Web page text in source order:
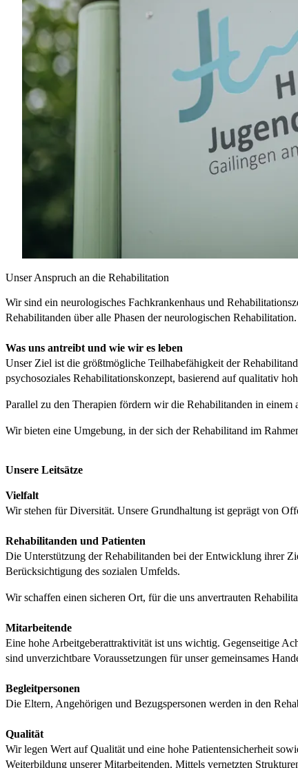
Unser Anspruch an die Rehabilitation
Wir sind ein neurologisches Fachkrankenhaus und
Rehabilitanden über alle Phasen der neurologischen Rehabilitation.
Was uns antreibt und wie wir es leben
Unser Ziel ist die größtmögliche Teilhabefähigkeit der
psychosoziales Rehabilitationskonzept, basierend auf qualitativ
Parallel zu den Therapien fördern wir die Rehabilitanden in
Wir bieten eine Umgebung, in der sich der Rehabilitand im
Unsere Leitsätze
Vielfalt
Wir stehen für Diversität. Unsere Grundhaltung ist geprägt von
Rehabilitanden und Patienten
Die Unterstützung der Rehabilitanden bei der Entwicklung ihrer
Berücksichtigung des sozialen Umfelds.
Wir schaffen einen sicheren Ort, für die uns anvertrauten
Mitarbeitende
Eine hohe Arbeitgeberattraktivität ist uns wichtig. Gegenseitige
sind unverzichtbare Voraussetzungen für unser gemeinsames
Begleitpersonen
Die Eltern, Angehörigen und Bezugspersonen werden in den
Qualität
Wir legen Wert auf Qualität und eine hohe Patientensicherheit
Weiterbildung unserer Mitarbeitenden. Mittels vernetzten